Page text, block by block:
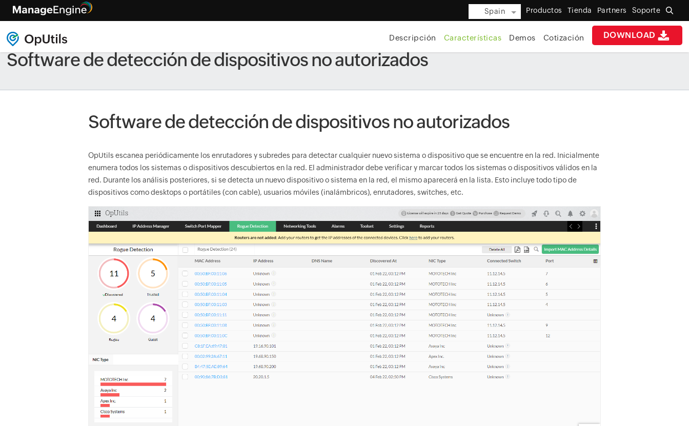
Spain Productos Tienda Partners Soporte
DOWNLOAD
Descripción Características Demos Cotización
Software de detección de dispositivos no autorizados
Software de detección de dispositivos no autorizados
OpUtils escanea periódicamente los enrutadores y subredes para detectar cualquier nuevo sistema o dispositivo que se encuentre en la red. Inicialmente
enumera todos los sistemas o dispositivos descubiertos en la red. El administrador debe verificar y marcar todos los sistemas o dispositivos válidos en la
red. Durante los análisis posteriores, si se detecta un nuevo dispositivo o sistema en la red, el mismo aparecerá en la lista. Esto incluye todo tipo de
dispositivos como desktops o portátiles (con cable), usuarios móviles (inalámbricos), enrutadores, switches, etc.